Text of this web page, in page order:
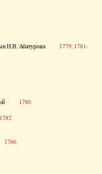
сын Н.В. Абатурова 1779, 1781-
1780
1766